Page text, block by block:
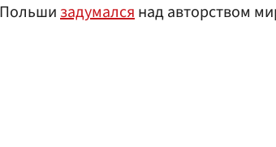
задумалсянад авторством